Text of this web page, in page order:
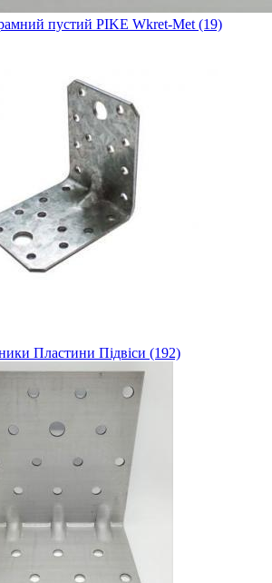
пустий PIKE Wkret-Met (19)
Пластини Підвіси (192)